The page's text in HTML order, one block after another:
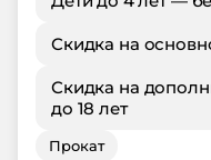
Скидка на
Скидка на
до 18 лет
Прокат